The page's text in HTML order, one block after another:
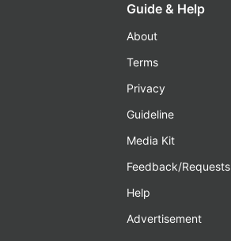
Guide & Help
About
Terms
Privacy
Guideline
Media Kit
Feedback/Requests
Help
Advertisement